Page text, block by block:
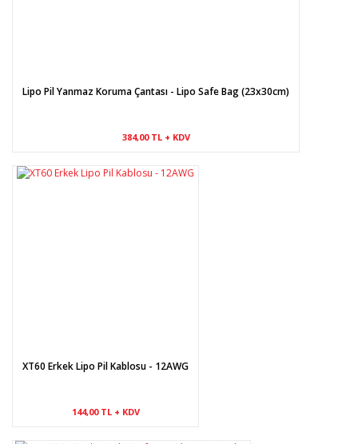
Lipo Pil Yanmaz Koruma Çantası - Lipo Safe Bag (23x30cm)
384,00 TL + KDV
XT60 Erkek Lipo Pil Kablosu - 12AWG
144,00 TL + KDV